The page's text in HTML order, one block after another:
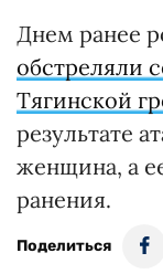
Днем ранее
обстреляли
Тягинской
результате
женщина, а
ранения.
Поделиться